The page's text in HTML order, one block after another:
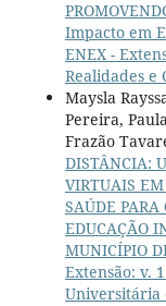
Impacto em
ENEX -
Realidades e
Maysla
Pereira,
Frazão
DISTÂNCIA:
VIRTUAIS
SAÚDE PARA
EDUCAÇÃO
MUNICÍPIO
Extensão: v.
Universitária